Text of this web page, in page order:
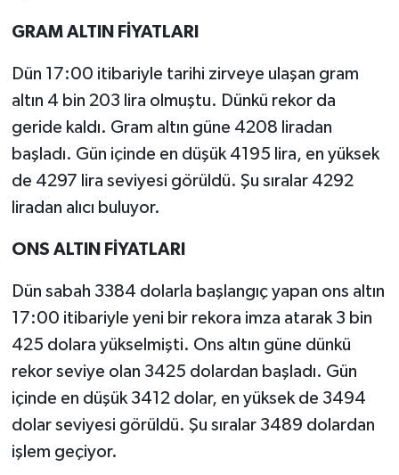
GRAM ALTIN FİYATLARI
Dün 17:00 itibariyle tarihi zirveye ulaşan gram
altın 4 bin 203 lira olmuştu. Dünkü rekor da
geride kaldı. Gram altın güne 4208 liradan
başladı. Gün içinde en düşük 4195 lira, en yüksek
de 4297 lira seviyesi görüldü. Şu sıralar 4292
liradan alıcı buluyor.
ONS ALTIN FİYATLARI
Dün sabah 3384 dolarla başlangıç yapan ons altın
17:00 itibariyle yeni bir rekora imza atarak 3 bin
425 dolara yükselmişti. Ons altın güne dünkü
rekor seviye olan 3425 dolardan başladı. Gün
içinde en düşük 3412 dolar, en yüksek de 3494
dolar seviyesi görüldü. Şu sıralar 3489 dolardan
işlem geçiyor.